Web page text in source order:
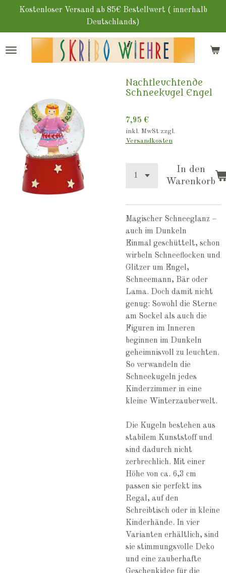
Zum
springen
Kostenloser Versand ab 85€ Bestellwert ( innerhalb
Deutschlands)
Nachtleuchtende
Schneekugel Engel
7,95 €
inkl. MwSt zzgl.
Versandkosten
In den
Warenkorb
Magischer Schneeglanz –
auch im Dunkeln
Einmal geschüttelt, schon
wirbeln Schneeflocken und
Glitzer um Engel,
Schneemann, Bär oder
Lama. Doch damit nicht
genug: Sowohl die Sterne
am Sockel als auch die
Figuren im Inneren
beginnen im Dunkeln
geheimnisvoll zu leuchten.
So verwandeln die
Schneekugeln jedes
Kinderzimmer in eine
kleine Winterzauberwelt.
Die Kugeln bestehen aus
stabilem Kunststoff und
sind dadurch nicht
zerbrechlich. Mit einer
Höhe von ca. 6,3 cm
passen sie perfekt ins
Regal, auf den
Schreibtisch oder in kleine
Kinderhände. In vier
Varianten erhältlich, sind
sie stimmungsvolle Deko
und eine zauberhafte